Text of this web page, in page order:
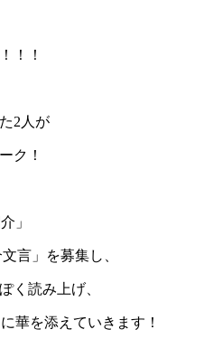
！！
2人が
ク！
」
言」を募集し、
く読み上げ、
華を添えていきます！